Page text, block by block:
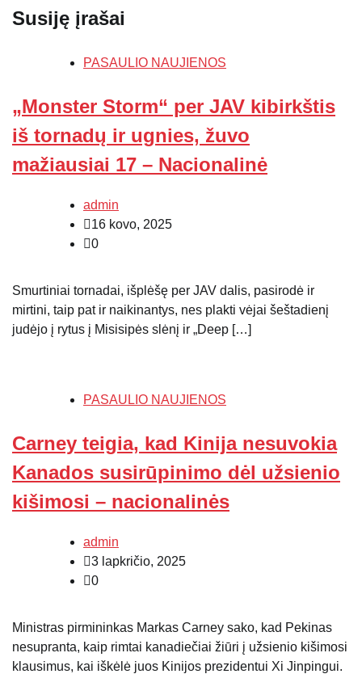
Susiję įrašai
PASAULIO NAUJIENOS
„Monster Storm“ per JAV kibirkštis
iš tornadų ir ugnies, žuvo
mažiausiai 17 – Nacionalinė
admin
16 kovo, 2025
0
Smurtiniai tornadai, išplėšę per JAV dalis, pasirodė ir
mirtini, taip pat ir naikinantys, nes plakti vėjai šeštadienį
judėjo į rytus į Misisipės slėnį ir „Deep […]
PASAULIO NAUJIENOS
Carney teigia, kad Kinija nesuvokia
Kanados susirūpinimo dėl užsienio
kišimosi – nacionalinės
admin
3 lapkričio, 2025
0
Ministras pirmininkas Markas Carney sako, kad Pekinas
nesupranta, kaip rimtai kanadiečiai žiūri į užsienio kišimosi
klausimus, kai iškėlė juos Kinijos prezidentui Xi Jinpingui.